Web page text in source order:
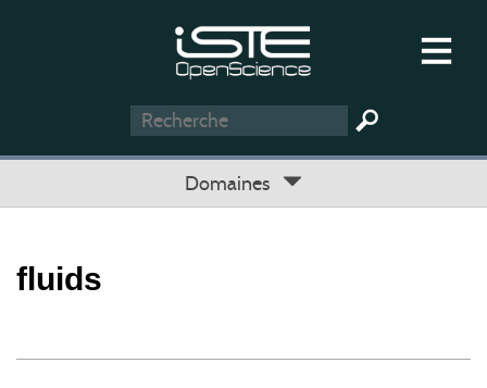
Domaines
fluids